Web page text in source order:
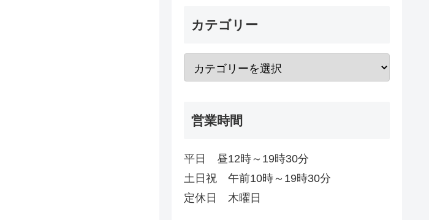
カテゴリー
営業時間
平日 昼12時～19時30分
土日祝 午前10時～19時30分
定休日 木曜日